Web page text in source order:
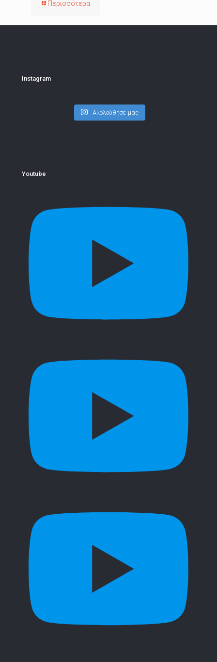
Περισσότερα
Instagram
Ακολούθησε μας
Youtube